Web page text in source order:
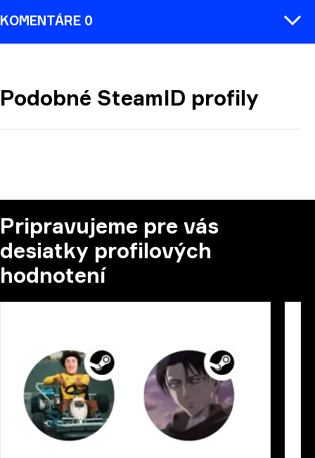
KOMENTÁRE 0
KOMENTÁR
Podobné SteamID profily
Pripravujeme pre vás
desiatky profilových
hodnotení